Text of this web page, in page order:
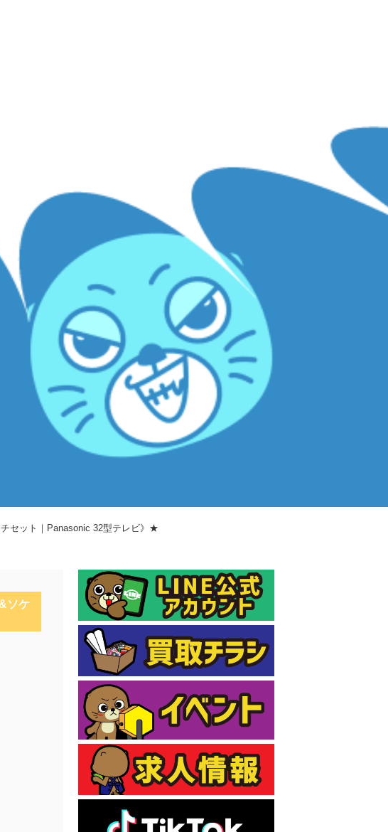
セット｜Panasonic 32型テレビ》★
ソケ